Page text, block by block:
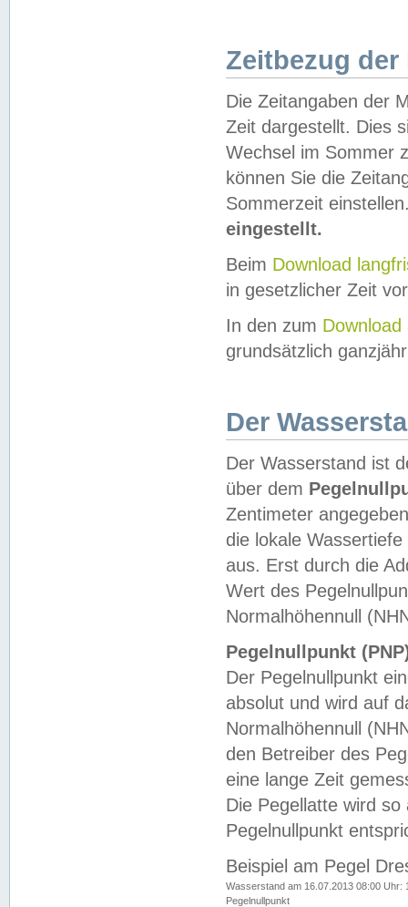
Zeitbezug der
Die Zeitangaben der
Zeit dargestellt. Dies
Wechsel im Sommer
können Sie die
Sommerzeit
eingestellt.
Beim Download
in gesetzlicher Zeit
In den zum Download
grundsätzlich
Der
Der Wasserstand ist
über dem
Zentimeter
die lokale
aus. Erst durch die
Wert des
Normalhöhennull
Pegelnullpunkt
Der Pegelnullpunkt
absolut und wird auf
Normalhöhennull
den Betreiber des
eine lange Zeit
Die Pegellatte wird
Pegelnullpunkt
Beispiel am Pegel
Wasserstand am 16.07.2013 08:00 Uhr:
Pegelnullpunkt